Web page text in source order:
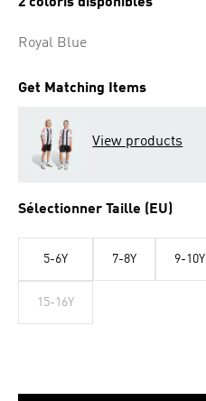
Royal Blue
Get Matching Items
View products
Sélectionner Taille (EU)
5-6Y 7-8Y 9-10Y
15-16Y